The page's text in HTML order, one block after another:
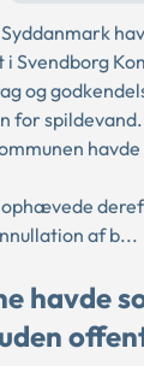
i Svendborg
og
for
af b...
havde